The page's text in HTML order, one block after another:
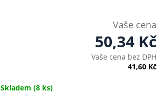
Vaše cena
50,34 Kč
Vaše cena bez DPH
41,60 Kč
Skladem (8 ks)